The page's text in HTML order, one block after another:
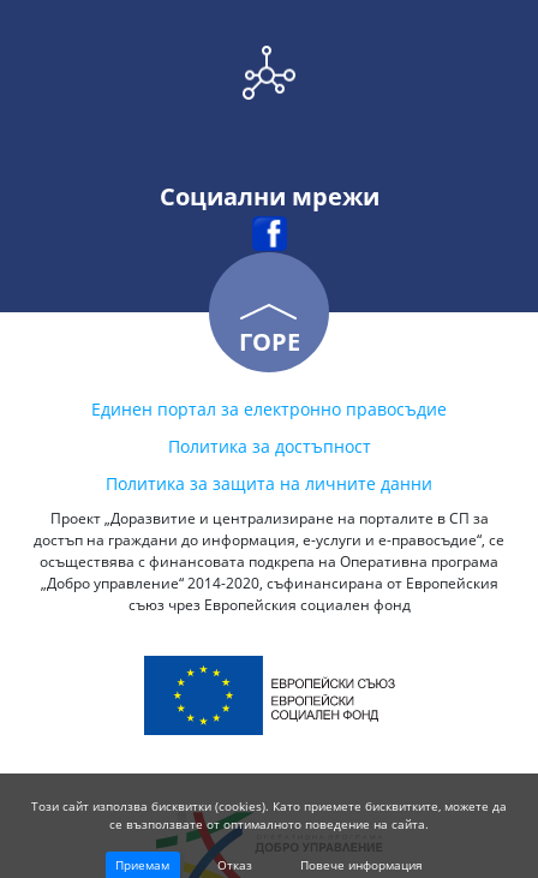
Социални мрежи
ГОРЕ
Единен портал за електронно правосъдие
Политика за достъпност
Политика за защита на личните данни
Проект „Доразвитие и централизиране на порталите в СП за
достъп на граждани до информация, е-услуги и е-правосъдие“, се
осъществява с финансовата подкрепа на Оперативна програма
„Добро управление“ 2014-2020, съфинансирана от Европейския
съюз чрез Европейския социален фонд
Този сайт използва бисквитки (cookies). Като приемете бисквитките, можете да
се възползвате от оптималното поведение на сайта.
Приемам Отказ Повече информация